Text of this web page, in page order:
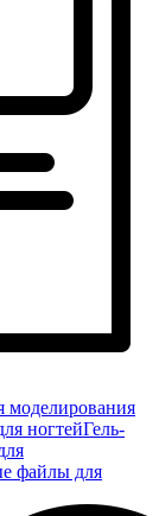
моделирования
ногтейГель-
файлы для